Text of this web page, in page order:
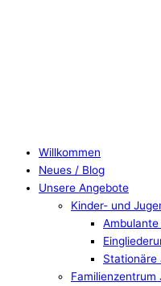
Willkommen
Neues / Blog
Unsere Angebote
Kinder- und
Stationäre
Familienzentrum